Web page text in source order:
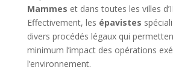
Mammes et dans toutes les villes
Effectivement, les épavistes
divers procédés légaux qui
minimum l’impact des opérations
l’environnement.